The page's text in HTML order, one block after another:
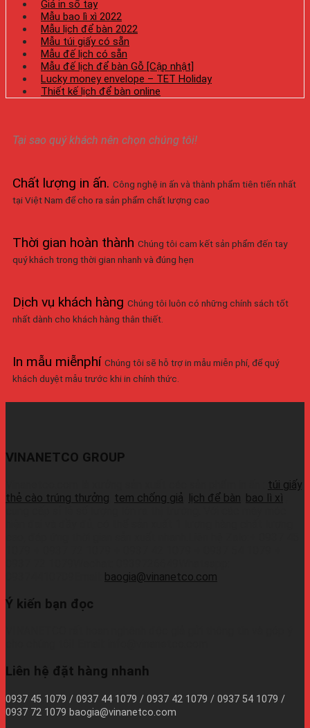
Giá in sổ tay
Mẫu bao lì xì 2022
Mẫu lịch để bàn 2022
Mẫu túi giấy có sẵn
Mẫu đế lịch có sẵn
Mẫu đế lịch để bàn Gỗ [Cập nhật]
Lucky money envelope – TET Holiday
Thiết kế lịch để bàn online
Tại sao quý khách nên chọn chúng tôi!
Chất lượng in ấn. Công nghệ in ấn và thành phẩm tiên tiến nhất
tại Việt Nam để cho ra sản phẩm chất lượng cao
Thời gian hoàn thành Chúng tôi cam kết sản phẩm đến tay
quý khách trong thời gian nhanh và đúng hẹn
Dịch vụ khách hàng Chúng tôi luôn có những chính sách tốt
nhất dành cho khách hàng thân thiết.
In mẫu miễnphí Chúng tôi sẽ hỗ trợ in mẫu miễn phí, để quý
khách duyệt mẫu trước khi in chính thức.
VINANETCO GROUP
túi giấy
thẻ cào trúng thưởng tem chống giả lịch để bàn bao lì xì
baogia@vinanetco.com
Ý kiến bạn đọc
Liên hệ đặt hàng nhanh
0937 45 1079 / 0937 44 1079 / 0937 42 1079 / 0937 54 1079 /
0937 72 1079 baogia@vinanetco.com